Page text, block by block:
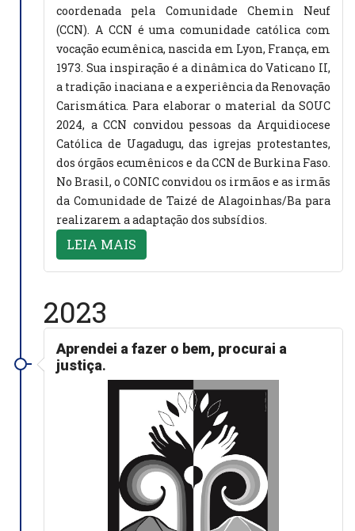
coordenada pela Comunidade Chemin Neuf
(CCN). A CCN é uma comunidade católica com
vocação ecumênica, nascida em Lyon, França, em
1973. Sua inspiração é a dinâmica do Vaticano II,
a tradição inaciana e a experiência da Renovação
Carismática. Para elaborar o material da SOUC
2024, a CCN convidou pessoas da Arquidiocese
Católica de Uagadugu, das igrejas protestantes,
dos órgãos ecumênicos e da CCN de Burkina Faso.
No Brasil, o CONIC convidou os irmãos e as irmãs
da Comunidade de Taizé de Alagoinhas/Ba para
realizarem a adaptação dos subsídios.
LEIA MAIS
2023
Aprendei a fazer o bem, procurai a
justiça.